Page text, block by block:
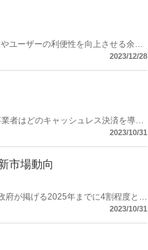
ユーザーの利便性を向上させる余地
決済としては利用率が50%を超える
2023/12/28
者はどのキャッシュレス決済を導入
2023/10/31
市場動向
府が掲げる2025年までに4割程度とい
お店や消費者の利用動向など、最新
2023/10/31